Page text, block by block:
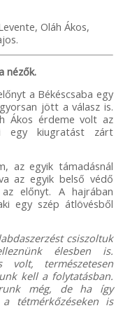
Oláh Ákos,
nézők.
a Békéscsaba egy
jött a válasz is.
Ákos érdeme volt az
egy kiugratást zárt
az egyik támadásnál
az egyik belső védő
előnyt. A hajrában
egy szép átlövésből
csiszoltuk
élesben is.
volt, természetesen
kell a folytatásban.
még, de ha így
tétmérkőzéseken is